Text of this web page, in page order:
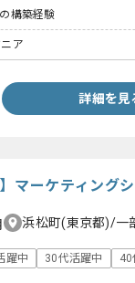
構築経験
ア
詳細を見
マーケティング
浜松町(東京都)/一
躍中 30代活躍中 40